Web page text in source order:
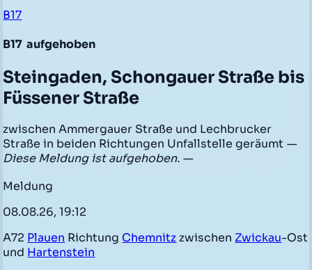
B17
B17 aufgehoben
Steingaden, Schongauer Straße bis
Füssener Straße
zwischen Ammergauer Straße und Lechbrucker
Straße in beiden Richtungen Unfallstelle geräumt —
Diese Meldung ist aufgehoben. —
Meldung
08.08.26, 19:12
A72 Plauen Richtung Chemnitz zwischen Zwickau-Ost
und Hartenstein